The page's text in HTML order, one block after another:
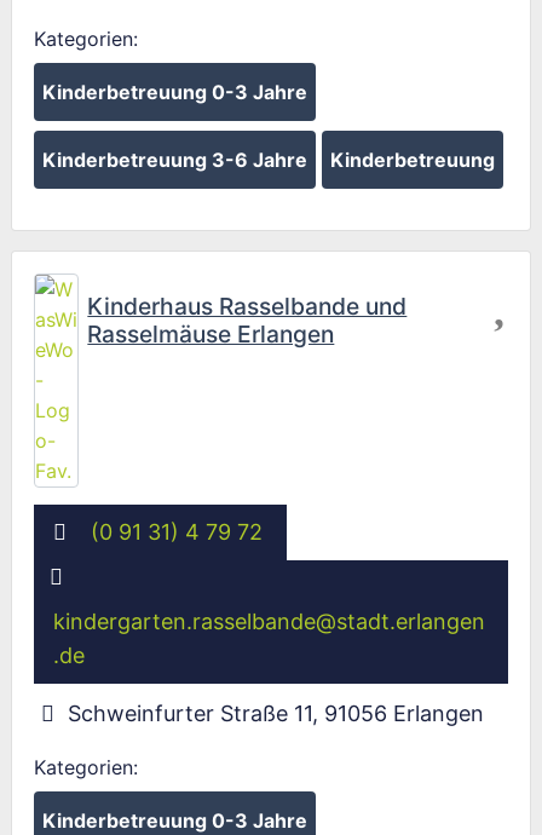
Kategorien:
Kinderbetreuung 0-3 Jahre
Kinderbetreuung 3-6 Jahre Kinderbetreuung
Kinderhaus Rasselbande und
Rasselmäuse Erlangen
(0 91 31) 4 79 72
kindergarten.rasselbande@stadt.erlangen
.de
Schweinfurter Straße 11, 91056 Erlangen
Kategorien:
Kinderbetreuung 0-3 Jahre